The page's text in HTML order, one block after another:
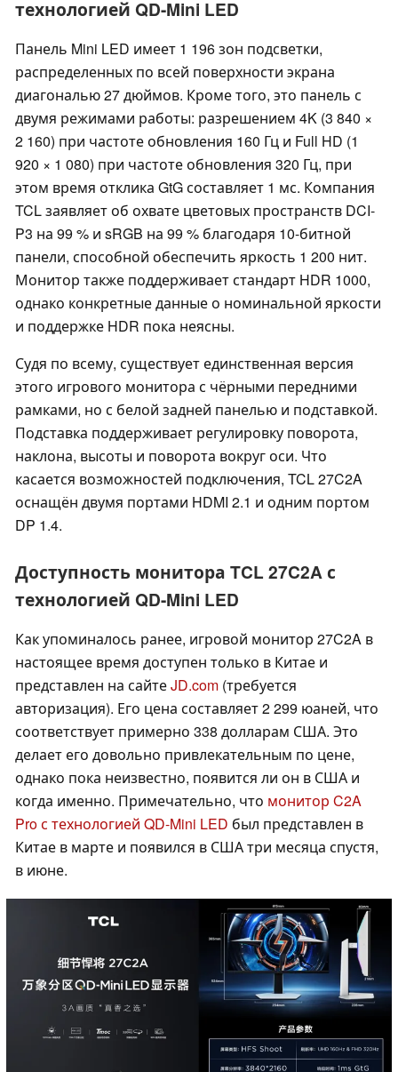
технологией QD-Mini LED
Панель Mini LED имеет 1 196 зон подсветки,
распределенных по всей поверхности экрана
диагональю 27 дюймов. Кроме того, это панель с
двумя режимами работы: разрешением 4K (3 840 ×
2 160) при частоте обновления 160 Гц и Full HD (1
920 × 1 080) при частоте обновления 320 Гц, при
этом время отклика GtG составляет 1 мс. Компания
TCL заявляет об охвате цветовых пространств DCI-
P3 на 99 % и sRGB на 99 % благодаря 10-битной
панели, способной обеспечить яркость 1 200 нит.
Монитор также поддерживает стандарт HDR 1000,
однако конкретные данные о номинальной яркости
и поддержке HDR пока неясны.
Судя по всему, существует единственная версия
этого игрового монитора с чёрными передними
рамками, но с белой задней панелью и подставкой.
Подставка поддерживает регулировку поворота,
наклона, высоты и поворота вокруг оси. Что
касается возможностей подключения, TCL 27C2A
оснащён двумя портами HDMI 2.1 и одним портом
DP 1.4.
Доступность монитора TCL 27C2A с
технологией QD-Mini LED
Как упоминалось ранее, игровой монитор 27C2A в
настоящее время доступен только в Китае и
представлен на сайтеJD.com (требуется
авторизация). Его цена составляет 2 299 юаней, что
соответствует примерно 338 долларам США. Это
делает его довольно привлекательным по цене,
однако пока неизвестно, появится ли он в США и
когда именно. Примечательно, что монитор C2A
Pro с технологией QD-Mini LED был представлен в
Китае в марте и появился в США три месяца спустя,
в июне.